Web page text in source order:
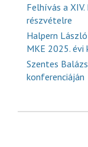
Felhívás a
részvételre
Halpern
MKE 2025. évi
Szentes
konferenciáján